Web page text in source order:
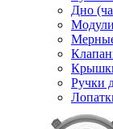
Дно
Ручки